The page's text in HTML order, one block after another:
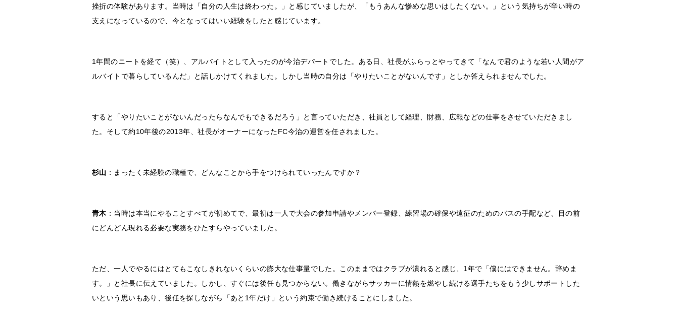
挫折の体験があります。当時は「自分の人生は終わった。」と感じていましたが、「もうあんな惨めな思いはしたくない。」という気持ちが辛い時の
支えになっているので、今となってはいい経験をしたと感じています。
1年間のニートを経て（笑）、アルバイトとして入ったのが今治デパートでした。ある日、社長がふらっとやってきて「なんで君のような若い人間がア
ルバイトで暮らしているんだ」と話しかけてくれました。しかし当時の自分は「やりたいことがないんです」としか答えられませんでした。
すると「やりたいことがないんだったらなんでもできるだろう」と言っていただき、社員として経理、財務、広報などの仕事をさせていただきまし
た。そして約10年後の2013年、社長がオーナーになったFC今治の運営を任されました。
杉山 ：まったく未経験の職種で、どんなことから手をつけられていったんですか？
青木 ：当時は本当にやることすべてが初めてで、最初は一人で大会の参加申請やメンバー登録、練習場の確保や遠征のためのバスの手配など、目の前
にどんどん現れる必要な実務をひたすらやっていました。
ただ、一人でやるにはとてもこなしきれないくらいの膨大な仕事量でした。このままではクラブが潰れると感じ、1年で「僕にはできません。辞めま
す。」と社長に伝えていました。しかし、すぐには後任も見つからない。働きながらサッカーに情熱を燃やし続ける選手たちをもう少しサポートした
いという思いもあり、後任を探しながら「あと1年だけ」という約束で働き続けることにしました。